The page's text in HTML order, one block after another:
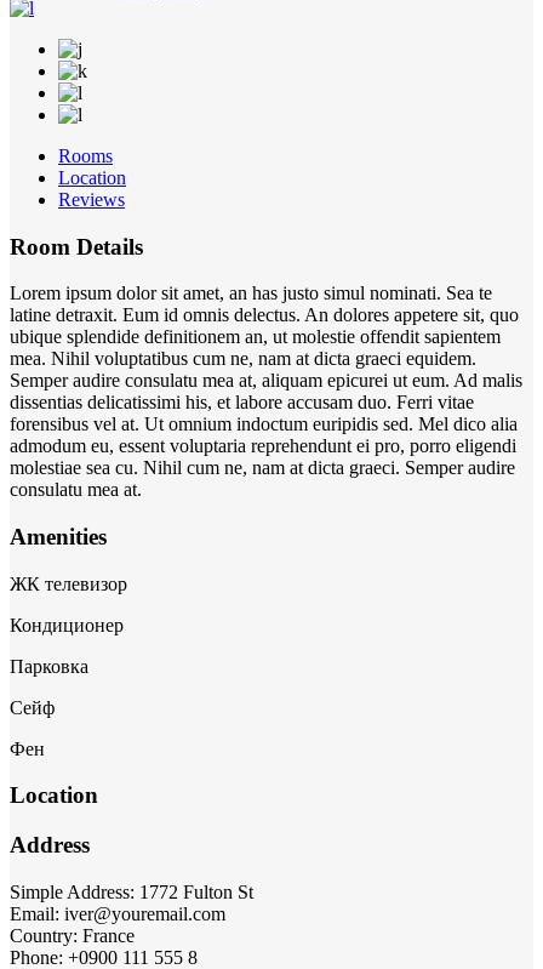
Rooms
Location
Reviews
Room Details
Lorem ipsum dolor sit amet, an has justo simul nominati. Sea te
latine detraxit. Eum id omnis delectus. An dolores appetere sit, quo
ubique splendide definitionem an, ut molestie offendit sapientem
mea. Nihil voluptatibus cum ne, nam at dicta graeci equidem.
Semper audire consulatu mea at, aliquam epicurei ut eum. Ad malis
dissentias delicatissimi his, et labore accusam duo. Ferri vitae
forensibus vel at. Ut omnium indoctum euripidis sed. Mel dico alia
admodum eu, essent voluptaria reprehendunt ei pro, porro eligendi
molestiae sea cu. Nihil cum ne, nam at dicta graeci. Semper audire
consulatu mea at.
Amenities
ЖК телевизор
Кондиционер
Парковка
Сейф
Фен
Location
Address
Simple Address: 1772 Fulton St
Email: iver@youremail.com
Country: France
Phone: +0900 111 555 8